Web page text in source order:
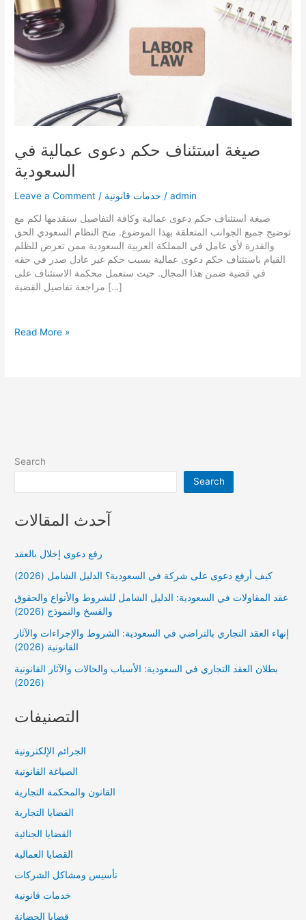
صيغة استئناف حكم دعوى عمالية في
السعودية
Leave a Comment / خدمات قانونية /admin
صيغة استئناف حكم دعوى عمالية وكافة التفاصيل سنقدمها لكم مع
توضيح جميع الجوانب المتعلقة بهذا الموضوع. منح النظام السعودي الحق
والقدرة لأي عامل في المملكة العربية السعودية ممن تعرض للظلم
القيام باستئناف حكم دعوى عمالية بسبب حكم غير عادل صدر في حقه
في قضية ضمن هذا المجال. حيث ستعمل محكمة الاستئناف على
مراجعة تفاصيل القضية […]
صيغة
Read More »
Search
Search
آحدث المقالات
رفع دعوى إخلال بالعقد
كيف أرفع دعوى على شركة في السعودية؟ الدليل الشامل (2026)
عقد المقاولات في السعودية: الدليل الشامل للشروط والأنواع والحقوق
والفسخ والنموذج (2026)
إنهاء العقد التجاري بالتراضي في السعودية: الشروط والإجراءات والآثار
القانونية (2026)
بطلان العقد التجاري في السعودية: الأسباب والحالات والآثار القانونية
(2026)
التصنيفات
الجرائم الإلكترونية
الصياغة القانونية
القانون والمحكمة التجارية
القضايا التجارية
القضايا الجنائية
القضايا العمالية
تأسيس ومشاكل الشركات
خدمات قانونية
قضايا الحضانة